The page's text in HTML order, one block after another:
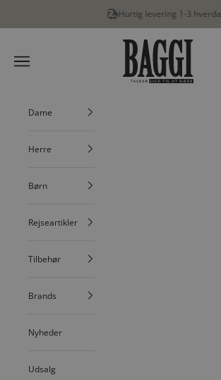
Hurtig levering 1-3 hverdage
…
BAGGI
Menu
Dame
Herre
Børn
Rejseartikler
Tilbehør
Brands
Nyheder
Udsalg